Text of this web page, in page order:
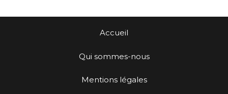
Accueil
Qui sommes-nous
Mentions légales